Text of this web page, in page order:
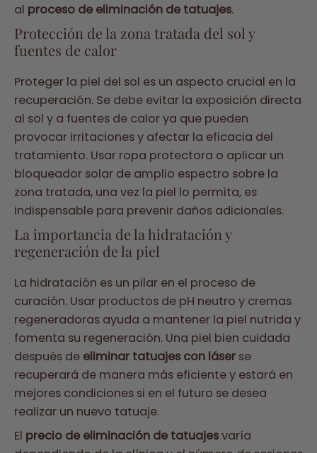
al proceso de eliminación de tatuajes.
Protección de la zona tratada del sol y
fuentes de calor
Proteger la piel del sol es un aspecto crucial en la
recuperación. Se debe evitar la exposición directa
al sol y a fuentes de calor ya que pueden
provocar irritaciones y afectar la eficacia del
tratamiento. Usar ropa protectora o aplicar un
bloqueador solar de amplio espectro sobre la
zona tratada, una vez la piel lo permita, es
indispensable para prevenir daños adicionales.
La importancia de la hidratación y
regeneración de la piel
La hidratación es un pilar en el proceso de
curación. Usar productos de pH neutro y cremas
regeneradoras ayuda a mantener la piel nutrida y
fomenta su regeneración. Una piel bien cuidada
después de eliminar tatuajes con láser se
recuperará de manera más eficiente y estará en
mejores condiciones si en el futuro se desea
realizar un nuevo tatuaje.
El precio de eliminación de tatuajesvaría